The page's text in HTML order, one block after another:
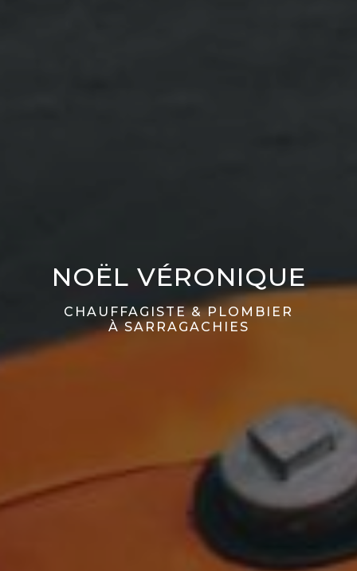
NOËL VÉRONIQUE
CHAUFFAGISTE & PLOMBIER
À SARRAGACHIES